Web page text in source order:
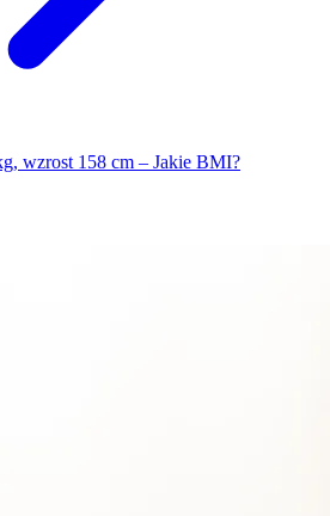
wzrost 158 cm – Jakie BMI?